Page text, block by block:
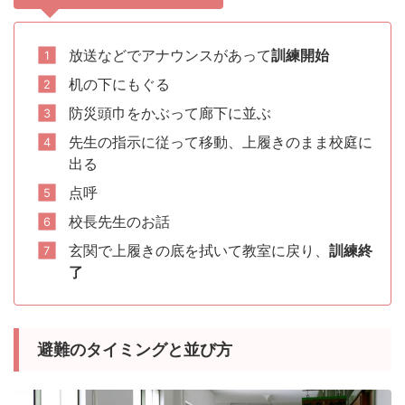
放送などでアナウンスがあって訓練開始
机の下にもぐる
防災頭巾をかぶって廊下に並ぶ
先生の指示に従って移動、上履きのまま校庭に
出る
点呼
校長先生のお話
玄関で上履きの底を拭いて教室に戻り、 訓練終
了
避難のタイミングと並び方